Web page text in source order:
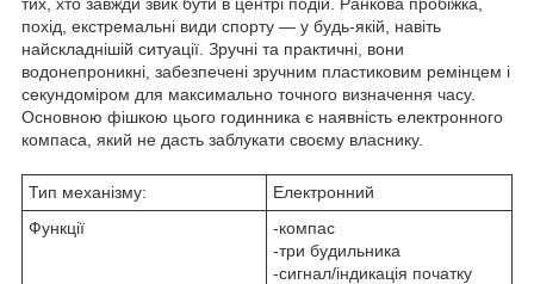
похід, екстремальні види спорту — у будь-якій, навіть
найскладнішій ситуації. Зручні та практичні, вони
водонепроникні, забезпечені зручним пластиковим ремінцем і
секундоміром для максимально точного визначення часу.
Основною фішкою цього годинника є наявність електронного
компаса, який не дасть заблукати своєму власнику.
Тип механізму:
Електронний
Функції
-компас
-три будильника
-сигнал/індикація початку